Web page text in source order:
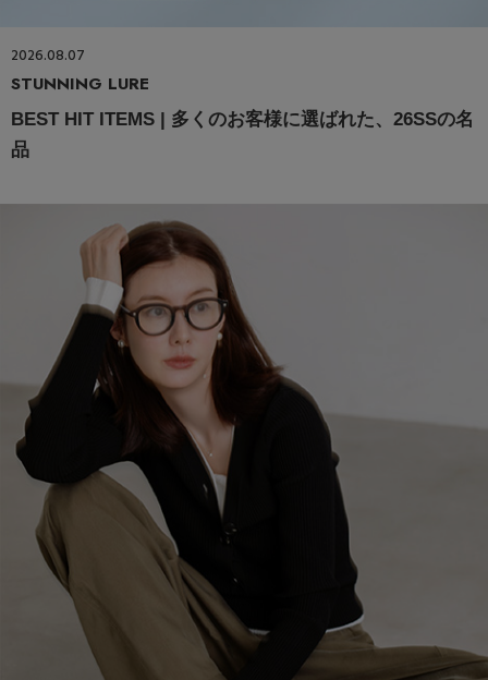
2026.08.07
STUNNING LURE
BEST HIT ITEMS | 多くのお客様に選ばれた、26SSの名
品